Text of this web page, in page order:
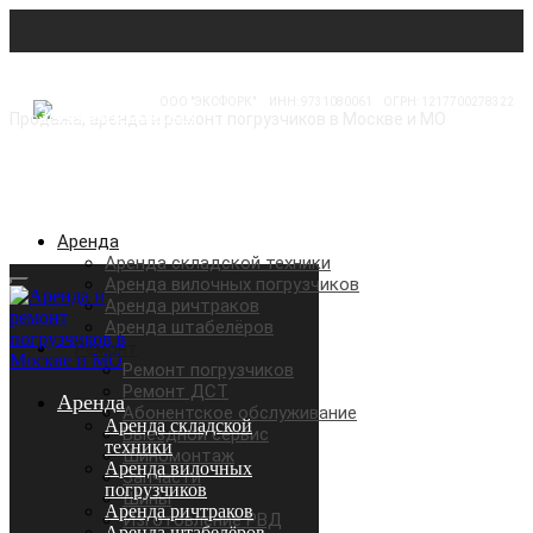
Продажа, аренда и ремонт погрузчиков в Москве и МО
Аренда
Аренда складской техники
Аренда вилочных погрузчиков
Аренда ричтраков
Аренда штабелёров
Ремонт
Ремонт погрузчиков
Ремонт ДСТ
Абонентское обслуживание
Выездной сервис
Шиномонтаж
Запчасти
Шины
Изготовление РВД
Аренда
Аренда складской
техники
Аренда вилочных
погрузчиков
Аренда ричтраков